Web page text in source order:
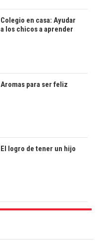
Colegio en casa: Ayudar
a los chicos a aprender
Aromas para ser feliz
El logro de tener un hijo